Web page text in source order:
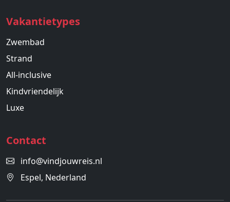
Vakantietypes
Zwembad
Strand
All-inclusive
Kindvriendelijk
Luxe
Contact
info@vindjouwreis.nl
Espel, Nederland